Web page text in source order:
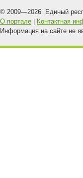
© 2009—2026 Единый
О портале
Контактная
Информация на сайте не